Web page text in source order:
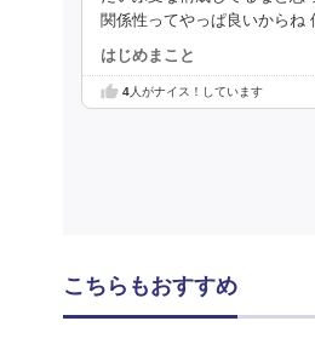
関係性ってやっぱ良いからね
はじめまこと
4人がナイス！しています
こちらもおすすめ